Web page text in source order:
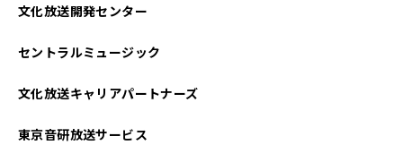
文化放送開発センター
セントラルミュージック
文化放送キャリアパートナーズ
東京音研放送サービス